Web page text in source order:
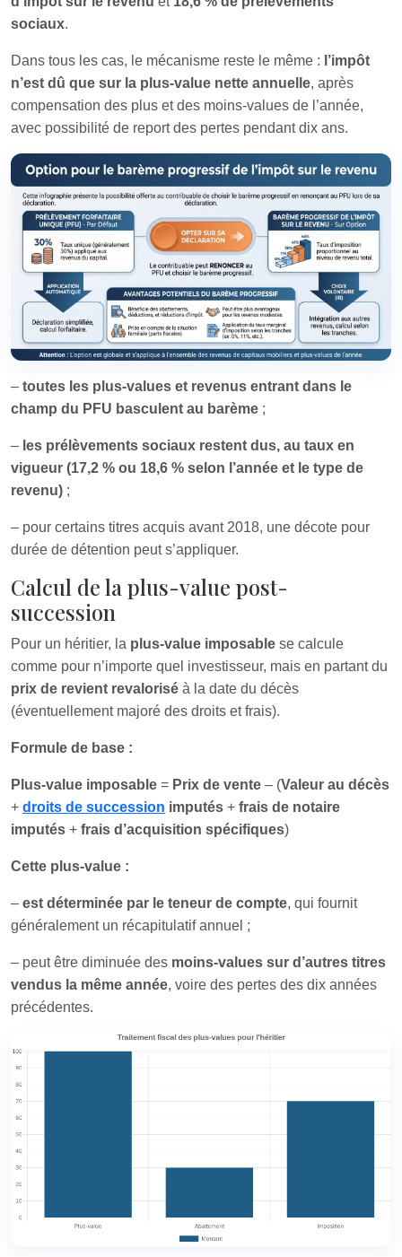
sociaux.
Dans tous les cas, le mécanisme reste le même : l’impôt
n’est dû que sur la plus-value nette annuelle, après
compensation des plus et des moins-values de l’année,
avec possibilité de report des pertes pendant dix ans.
– toutes les plus-values et revenus entrant dans le
champ du PFU basculent au barème ;
– les prélèvements sociaux restent dus, au taux en
vigueur (17,2 % ou 18,6 % selon l’année et le type de
revenu) ;
– pour certains titres acquis avant 2018, une décote pour
durée de détention peut s’appliquer.
Calcul de la plus-value post-
succession
Pour un héritier, la plus-value imposable se calcule
comme pour n’importe quel investisseur, mais en partant du
prix de revient revalorisé à la date du décès
(éventuellement majoré des droits et frais).
Formule de base :
Plus-value imposable = Prix de vente – (Valeur au décès
+ droits de succession imputés + frais de notaire
imputés + frais d’acquisition spécifiques)
Cette plus-value :
– est déterminée par le teneur de compte, qui fournit
généralement un récapitulatif annuel ;
– peut être diminuée des moins-values sur d’autres titres
vendus la même année, voire des pertes des dix années
précédentes.